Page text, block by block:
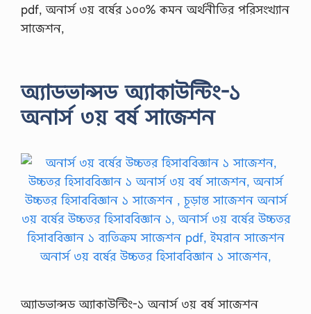
pdf, অনার্স ৩য় বর্ষের ১০০% কমন অর্থনীতির পরিসংখ্যান
সাজেশন,
অ্যাডভান্সড অ্যাকাউন্টিং-১
অনার্স ৩য় বর্ষ সাজেশন
অ্যাডভান্সড অ্যাকাউন্টিং-১ অনার্স ৩য় বর্ষ সাজেশন